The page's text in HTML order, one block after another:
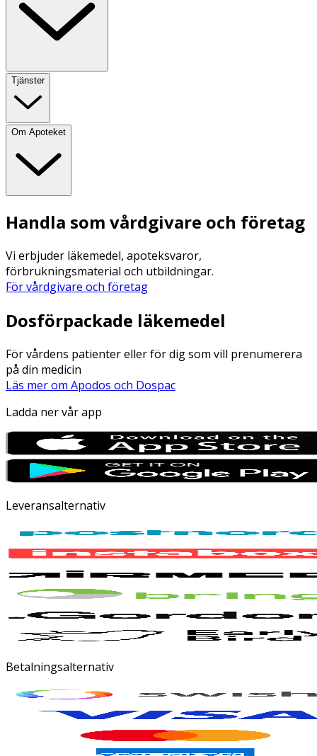
Tjänster
Om Apoteket
Handla som vårdgivare och företag
Vi erbjuder läkemedel, apoteksvaror,
förbrukningsmaterial och utbildningar.
För vårdgivare och företag
Dosförpackade läkemedel
För vårdens patienter eller för dig som vill prenumerera
på din medicin
Läs mer om Apodos och Dospac
Ladda ner vår app
Leveransalternativ
Betalningsalternativ